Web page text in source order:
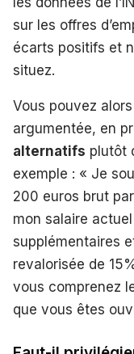
sur les offres
écarts positifs et
situez.
Vous pouvez
argumentée, en
alternatifs plutôt
exemple : « Je
200 euros brut
mon salaire
supplémentaires
revalorisée de
vous comprenez
que vous êtes